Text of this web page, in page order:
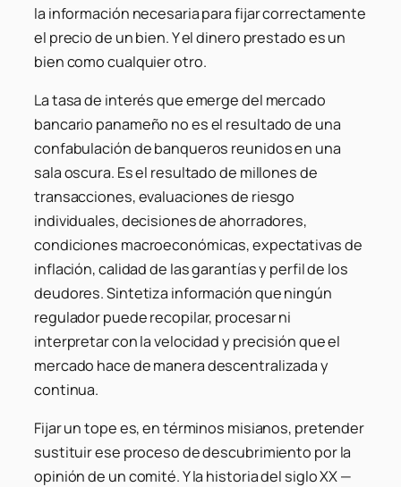
la información necesaria para fijar correctamente
el precio de un bien. Y el dinero prestado es un
bien como cualquier otro.
La tasa de interés que emerge del mercado
bancario panameño no es el resultado de una
confabulación de banqueros reunidos en una
sala oscura. Es el resultado de millones de
transacciones, evaluaciones de riesgo
individuales, decisiones de ahorradores,
condiciones macroeconómicas, expectativas de
inflación, calidad de las garantías y perfil de los
deudores. Sintetiza información que ningún
regulador puede recopilar, procesar ni
interpretar con la velocidad y precisión que el
mercado hace de manera descentralizada y
continua.
Fijar un tope es, en términos misianos, pretender
sustituir ese proceso de descubrimiento por la
opinión de un comité. Y la historia del siglo XX —